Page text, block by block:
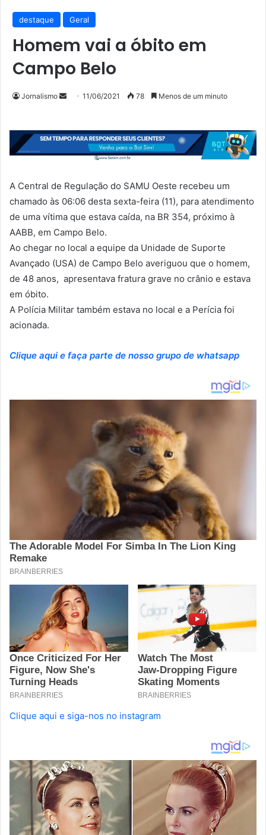
destaque Geral
Homem vai a óbito em
Campo Belo
Jornalismo
Mande
mail
11/06/2021 78 Menos de um minuto
A Central de Regulação do SAMU Oeste recebeu um
chamado às 06:06 desta sexta-feira (11), para atendimento
de uma vítima que estava caída, na BR 354, próximo à
AABB, em Campo Belo.
Ao chegar no local a equipe da Unidade de Suporte
Avançado (USA) de Campo Belo averiguou que o homem,
de 48 anos, apresentava fratura grave no crânio e estava
em óbito.
A Polícia Militar também estava no local e a Perícia foi
acionada.
Clique aqui e faça parte de nosso grupo de whatsapp
Clique aqui e siga-nos no instagram